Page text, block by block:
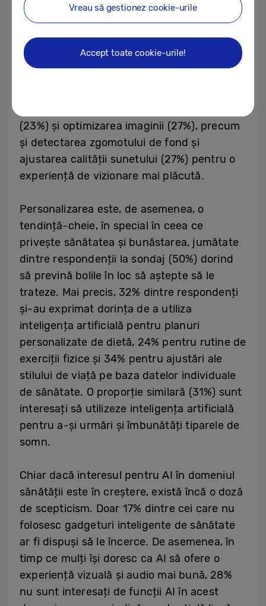
Consumatorii își doresc să îmbunătățească
activitățile preferate, cum ar fi călătoriile,
jocurile și vizionarea programelor TV. Acest
(23%) și optimizarea imaginii (27%), precum
și detectarea zgomotului de fond și
ajustarea calității sunetului (27%) pentru o
experiență de vizionare mai plăcută.
Personalizarea este, de asemenea, o
tendință-cheie, în special în ceea ce
privește sănătatea și bunăstarea, jumătate
dintre respondenții la sondaj (50%) dorind
să prevină bolile în loc să aștepte să le
trateze. Mai precis, 32% dintre respondenți
și-au exprimat dorința de a utiliza
inteligența artificială pentru planuri
personalizate de dietă, 24% pentru rutine de
exerciții fizice și 34% pentru ajustări ale
stilului de viață pe baza datelor individuale
de sănătate. O proporție similară (31%) sunt
interesați să utilizeze inteligența artificială
pentru a-și urmări și îmbunătăți tiparele de
somn.
Chiar dacă interesul pentru AI în domeniul
sănătății este în creștere, există încă o doză
de scepticism. Doar 17% dintre cei care nu
folosesc gadgeturi inteligente de sănătate
ar fi dispuși să le încerce. De asemenea, în
timp ce mulți își doresc ca AI să ofere o
experiență vizuală și audio mai bună, 28%
nu sunt interesați de funcții AI în acest
Vreau să gestionez cookie-urile
Accept toate cookie-urile!